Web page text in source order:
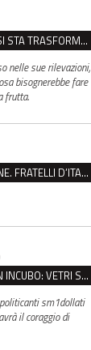
IL CENTRO STORICO DI REGGIO SI STA TRASFORMANDO, E NON IN MEGLIO
nelle sue rilevazioni,
bisognerebbe fare
frutta.
HELLWATT, SCONTRO SENZA FINE. FRATELLI D’ITALIA: “MILANI PORTA DOCUMENTI, DE FRANCO INSULTI”
REGGIO, PIAZZALE EUROPA È UN INCUBO: VETRI SPACCATI E FURTI SULLE AUTO IN SOSTA
sm1dollati
il coraggio di